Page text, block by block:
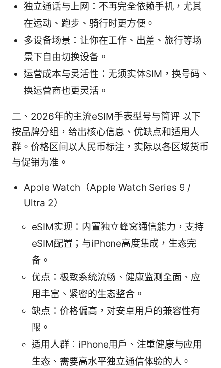
独立通话与上网：不再完全依赖手机，尤其
在运动、跑步、骑行时更方便。
多设备场景：让你在工作、出差、旅行等场
景下自由切换设备。
运营成本与灵活性：无须实体SIM，换号码、
换运营商也更灵活。
二、2026年的主流eSIM手表型号与简评 以下
按品牌分组，给出核心信息、优缺点和适用人
群。价格区间以人民币标注，实际以各区域货币
与促销为准。
Apple Watch（Apple Watch Series 9 /
Ultra 2）
eSIM实现：内置独立蜂窝通信能力，支持
eSIM配置；与iPhone高度集成，生态完
备。
优点：极致系统流畅、健康监测全面、应
用丰富、紧密的生态整合。
缺点：价格偏高，对安卓用户的兼容性有
限。
适用人群：iPhone用户、注重健康与应用
生态、需要高水平独立通信体验的人。